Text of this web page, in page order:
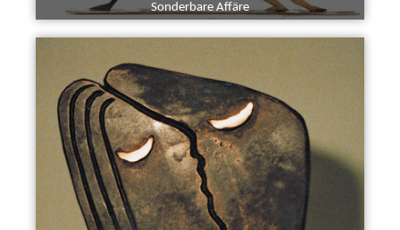
Sonderbare Affäre